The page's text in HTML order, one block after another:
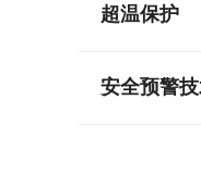
超温保护
安全预警